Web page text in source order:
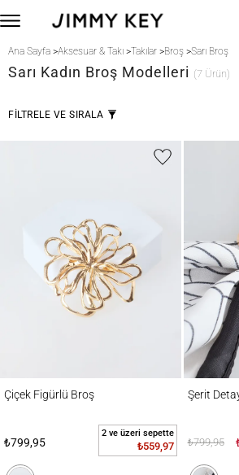
Ana Sayfa >Aksesuar & Takı >Takılar >Broş >Sarı Broş
Sarı Kadın Broş Modelleri (7 Ürün)
FİLTRELE VE SIRALA
Çiçek Figürlü Broş
₺799,95
2 ve üzeri sepette
₺559,97
Şerit
₺799,95